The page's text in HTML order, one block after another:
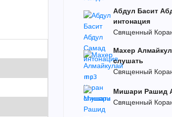
Абдул Басит
интонация
Священный
Махер
слушать
Священный
Мишари Рашид
Священный